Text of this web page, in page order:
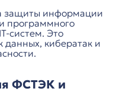
защиты информации
программного
систем. Это
данных, кибератак и
ФСТЭК и